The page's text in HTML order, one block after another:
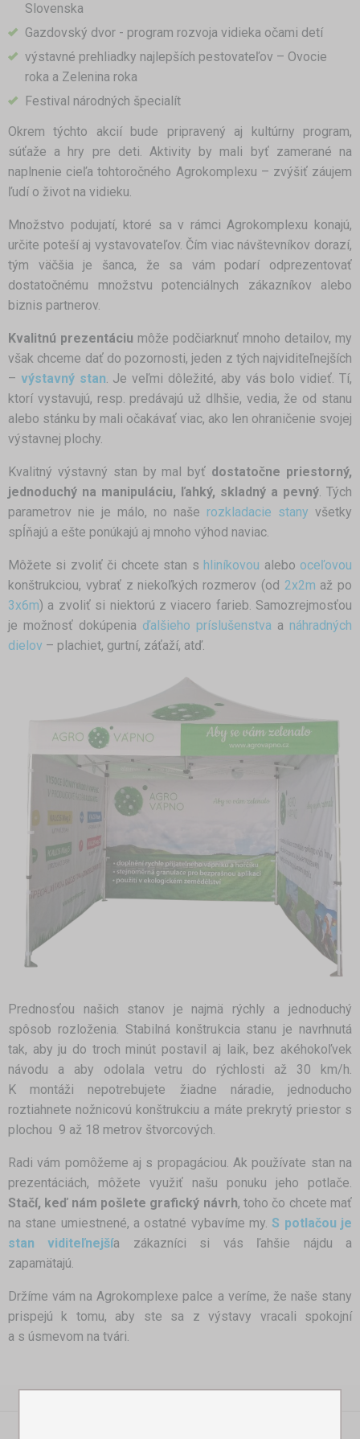
Slovenska
Gazdovský dvor - program rozvoja vidieka očami detí
výstavné prehliadky najlepších pestovateľov – Ovocie
roka a Zelenina roka
Festival národných špecialít
Okrem týchto akcií bude pripravený aj kultúrny program,
súťaže a hry pre deti. Aktivity by mali byť zamerané na
naplnenie cieľa tohtoročného Agrokomplexu – zvýšiť záujem
ľudí o život na vidieku.
Množstvo podujatí, ktoré sa v rámci Agrokomplexu konajú,
určite poteší aj vystavovateľov. Čím viac návštevníkov dorazí,
tým väčšia je šanca, že sa vám podarí odprezentovať
dostatočnému množstvu potenciálnych zákazníkov alebo
biznis partnerov.
Kvalitnú prezentáciu môže podčiarknuť mnoho detailov, my
však chceme dať do pozornosti, jeden z tých najviditeľnejších
– výstavný stan . Je veľmi dôležité, aby vás bolo vidieť. Tí,
ktorí vystavujú, resp. predávajú už dlhšie, vedia, že od stanu
alebo stánku by mali očakávať viac, ako len ohraničenie svojej
výstavnej plochy.
Kvalitný výstavný stan by mal byť dostatočne priestorný,
jednoduchý na manipuláciu, ľahký, skladný a pevný . Tých
parametrov nie je málo, no naše rozkladacie stany všetky
spĺňajú a ešte ponúkajú aj mnoho výhod naviac.
Môžete si zvoliť či chcete stan shliníkovou alebo oceľovou
konštrukciou, vybrať z niekoľkých rozmerov (od 2x2m až po
3x6m) a zvoliť si niektorú z viacero farieb. Samozrejmosťou
je možnosť dokúpenia ďalšieho príslušenstva a náhradných
dielov – plachiet, gurtní, záťaží, atď.
Prednosťou našich stanov je najmä rýchly a jednoduchý
spôsob rozloženia. Stabilná konštrukcia stanu je navrhnutá
tak, aby ju do troch minút postavil aj laik, bez akéhokoľvek
návodu a aby odolala vetru do rýchlosti až 30 km/h.
K montáži nepotrebujete žiadne náradie, jednoducho
roztiahnete nožnicovú konštrukciu a máte prekrytý priestor s
plochou 9 až 18 metrov štvorcových.
Radi vám pomôžeme aj s propagáciou. Ak používate stan na
prezentáciách, môžete využiť našu ponuku jeho potlače.
Stačí, keď nám pošlete grafický návrh, toho čo chcete mať
na stane umiestnené, a ostatné vybavíme my.S potlačou je
stan viditeľnejšía zákazníci si vás ľahšie nájdu a
zapamätajú.
Držíme vám na Agrokomplexe palce a veríme, že naše stany
prispejú k tomu, aby ste sa z výstavy vracali spokojní
a s úsmevom na tvári.